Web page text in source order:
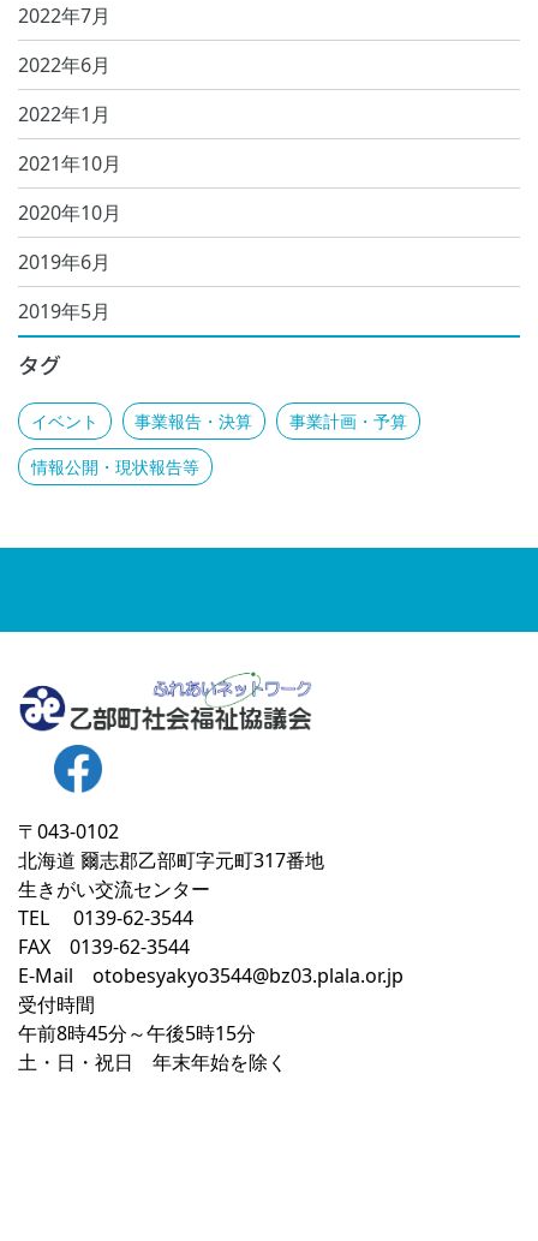
2022年7月
2022年6月
2022年1月
2021年10月
2020年10月
2019年6月
2019年5月
タグ
イベント 事業報告・決算 事業計画・予算
情報公開・現状報告等
〒043-0102
北海道 爾志郡乙部町字元町317番地
生きがい交流センター
TEL 0139-62-3544
FAX 0139-62-3544
E-Mail otobesyakyo3544@bz03.plala.or.jp
受付時間
午前8時45分～午後5時15分
土・日・祝日 年末年始を除く